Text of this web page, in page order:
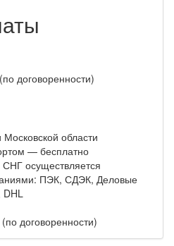
договоренности)
области
— бесплатно
осуществляется
ПЭК, СДЭК, Деловые
DHL
договоренности)